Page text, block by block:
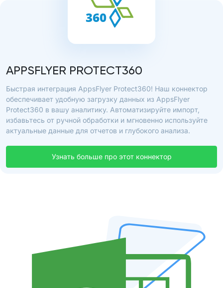
APPSFLYER PROTECT360
Быстрая интеграция AppsFlyer Protect360! Наш коннектор
обеспечивает удобную загрузку данных из AppsFlyer
Protect360 в вашу аналитику. Автоматизируйте импорт,
избавьтесь от ручной обработки и мгновенно используйте
актуальные данные для отчетов и глубокого анализа.
Узнать больше про этот коннектор